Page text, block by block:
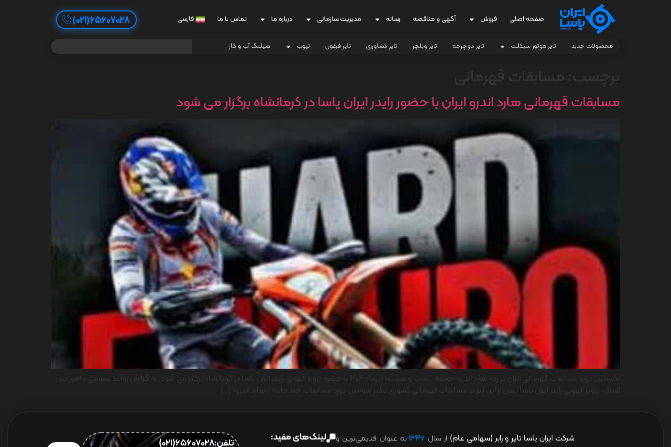
صفحه اصلی فروش آگهی و مناقصه رسانه مدیریت سازمانی درباره ما تماس با ما فارسی 65607028(021)
محصولات جدید تایر موتور سیکلت تایر دوچرخه تایر ویلچر تایر کشاورزی تایر فرغون تیوب شیلنگ آب و گاز
مسابقات قهرمانی هارد اندرو ایران با حضور رایدر ایران یاسا در کرمانشاه برگزار می شود
شرکت ایران یاسا تایر و رابر (سهامی عام) از سال ۱۳۴۷ به عنوان قدیمی‌ترین و
لینک‌های مفید: تلفن:65607028(021)